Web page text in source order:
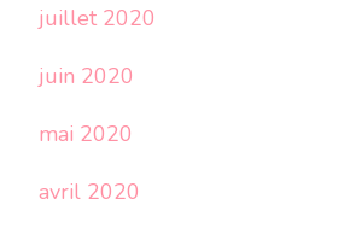
juillet 2020
juin 2020
mai 2020
avril 2020